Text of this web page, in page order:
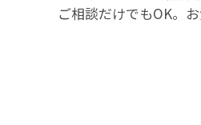
ご相談だけでもOK。